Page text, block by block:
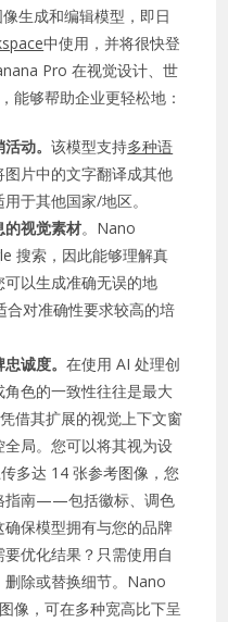
生成和编辑模型，即日
中使用，并将很快登
Pro 在视觉设计、世
能够帮助企业更轻松地：
活动。该模型支持多种语
片中的文字翻译成其他
于其他国家/地区。
的视觉素材。Nano
搜索，因此能够理解真
以生成准确无误的地
对准确性要求较高的培
忠诚度。在使用 AI 处理创
色的一致性往往是最大
借其扩展的视觉上下文窗
局。您可以将其视为设
多达 14 张参考图像，您
指南——包括徽标、调色
保模型拥有与您的品牌
优化结果？只需使用自
除或替换细节。Nano
像，可在多种宽高比下呈